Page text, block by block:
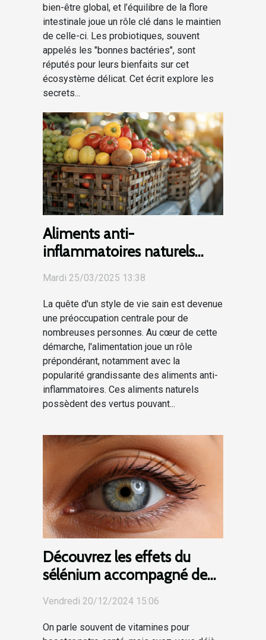
bien-être global, et l’équilibre de la flore
intestinale joue un rôle clé dans le maintien
de celle-ci. Les probiotiques, souvent
appelés les "bonnes bactéries", sont
réputés pour leurs bienfaits sur cet
écosystème délicat. Cet écrit explore les
secrets...
Aliments anti-
inflammatoires naturels
pour un bien-être quotidien
Mardi 25/03/2025 13:38
La quête d'un style de vie sain est devenue
une préoccupation centrale pour de
nombreuses personnes. Au cœur de cette
démarche, l'alimentation joue un rôle
prépondérant, notamment avec la
popularité grandissante des aliments anti-
inflammatoires. Ces aliments naturels
possèdent des vertus pouvant...
Découvrez les effets du
sélénium accompagné de
zinc pour la santé des yeux !
Vendredi 20/12/2024 15:06
On parle souvent de vitamines pour